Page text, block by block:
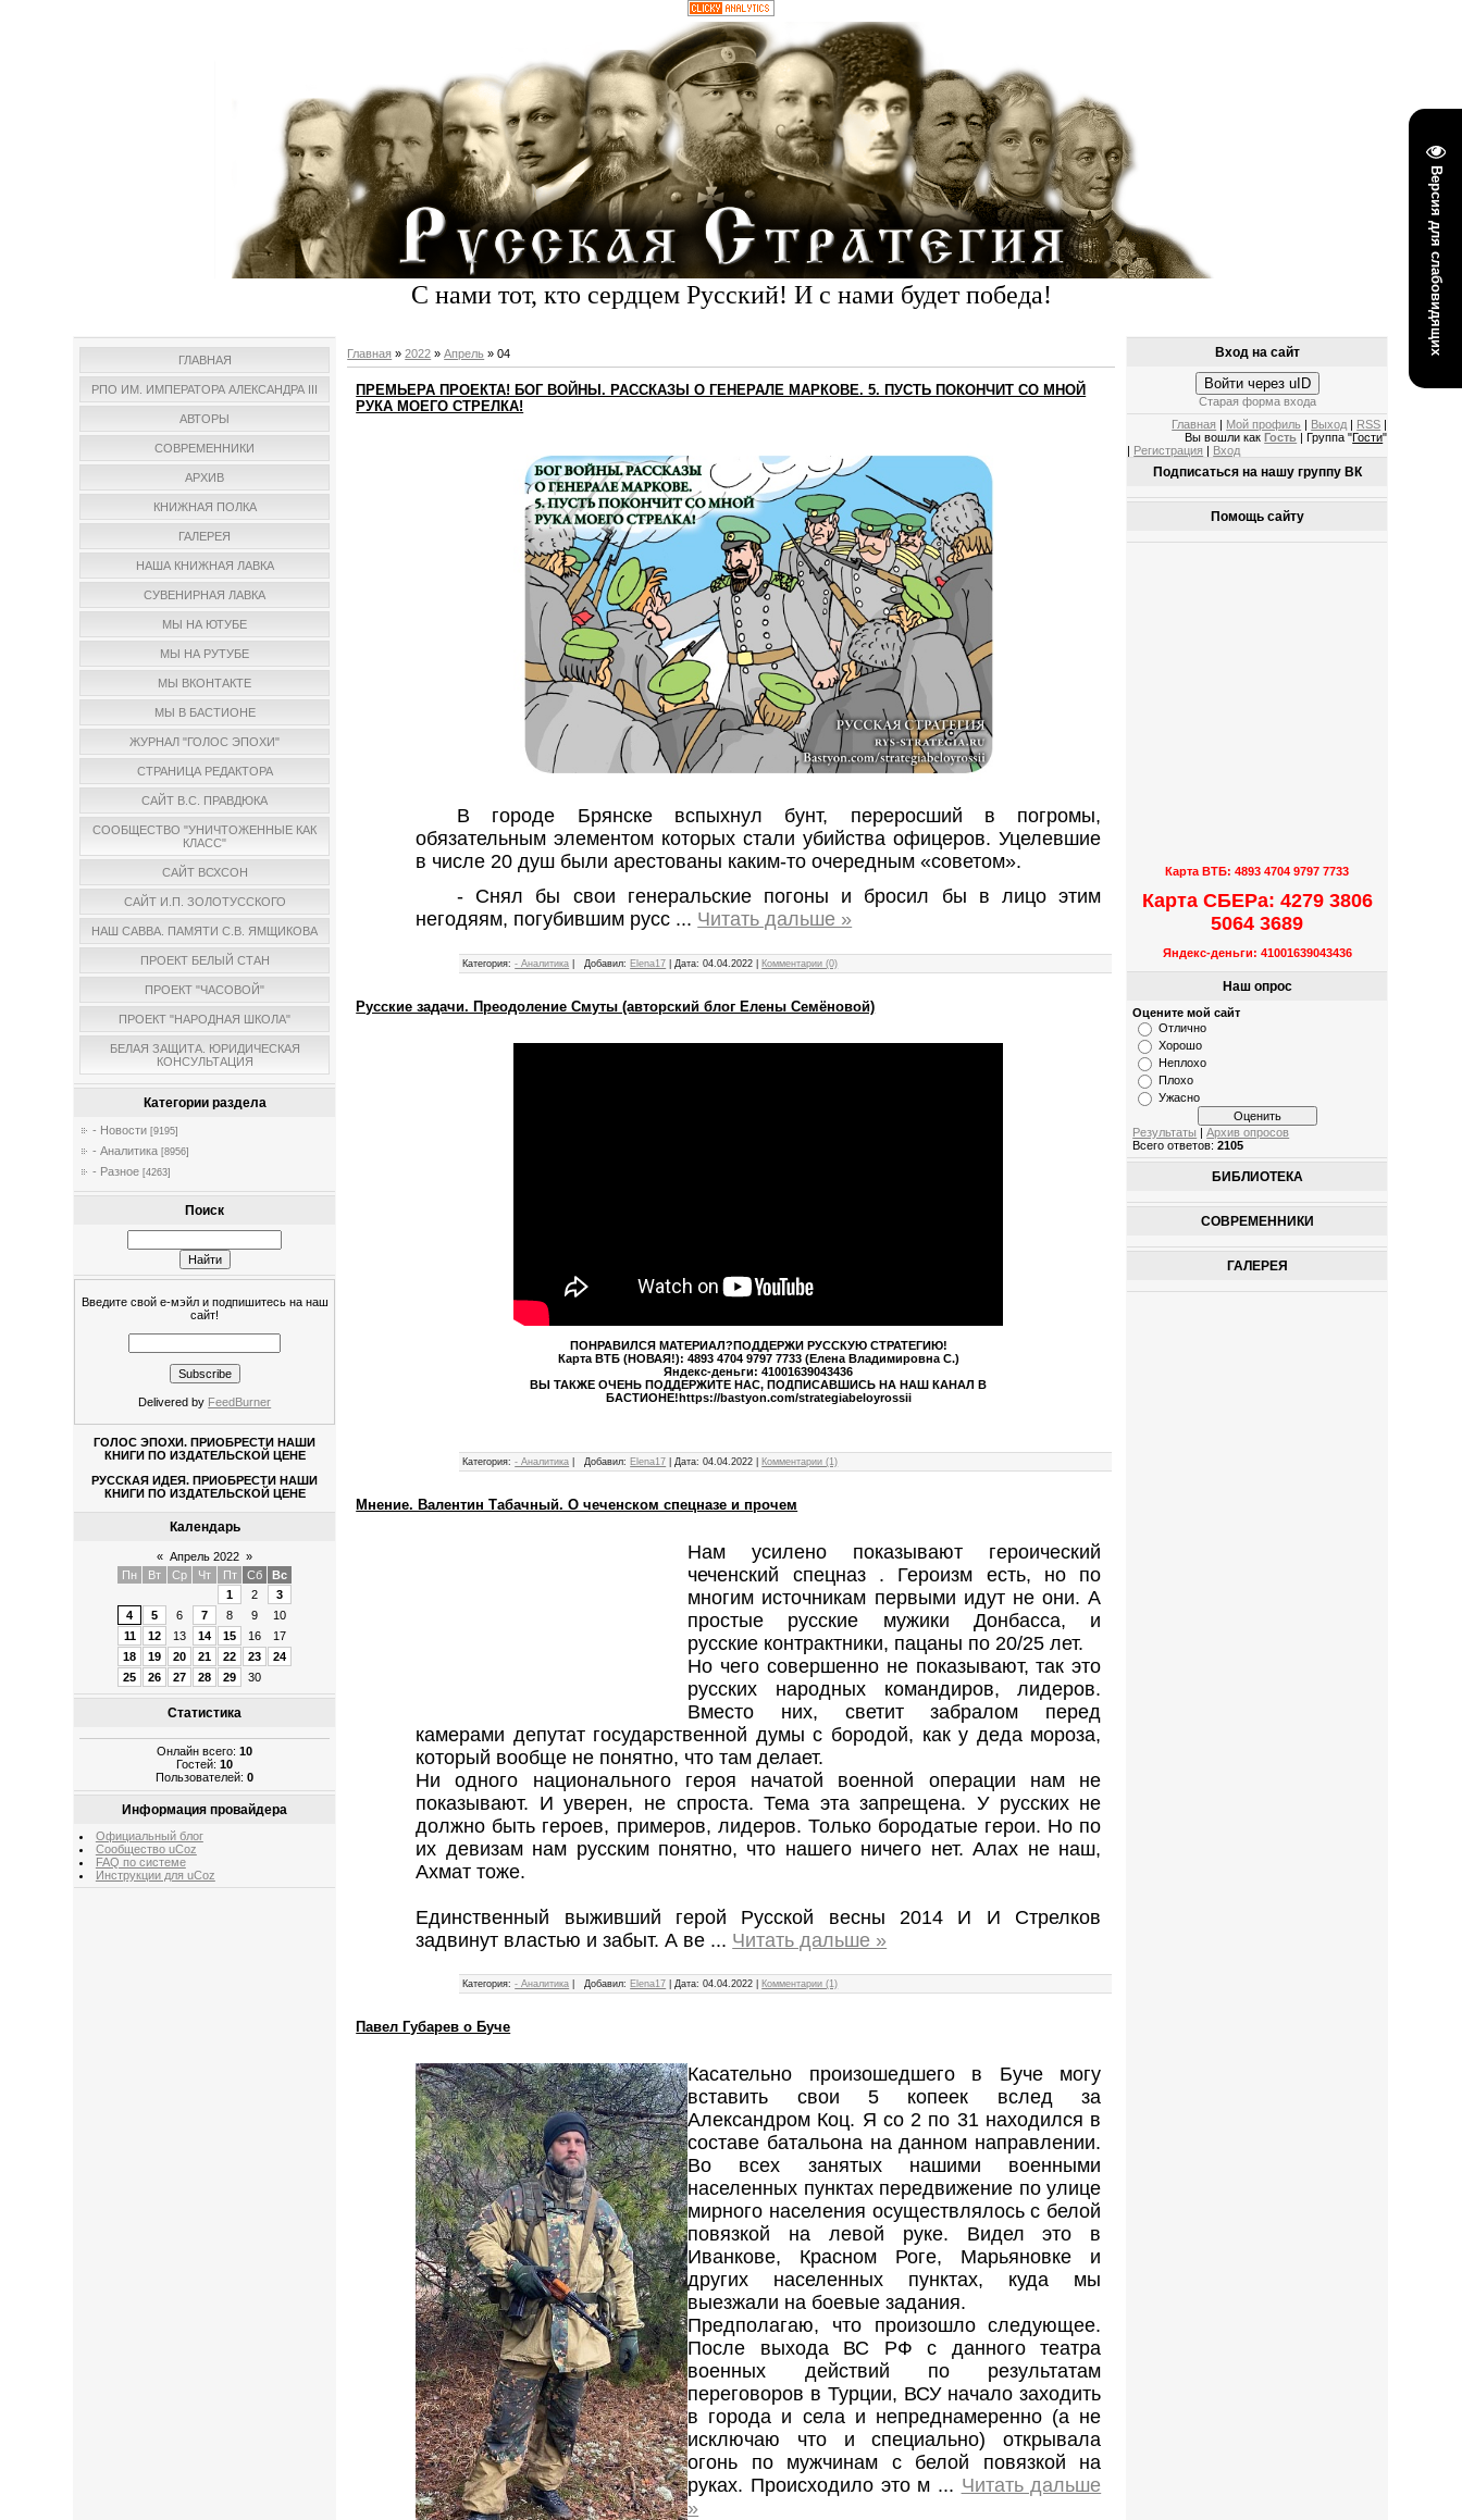
Версия для слабовидящих
С нами тот, кто сердцем Русский! И с нами будет победа!
ГЛАВНАЯ
РПО ИМ. ИМПЕРАТОРА АЛЕКСАНДРА III
АВТОРЫ
СОВРЕМЕННИКИ
АРХИВ
КНИЖНАЯ ПОЛКА
ГАЛЕРЕЯ
НАША КНИЖНАЯ ЛАВКА
СУВЕНИРНАЯ ЛАВКА
МЫ НА ЮТУБЕ
МЫ НА РУТУБЕ
МЫ ВКОНТАКТЕ
МЫ В БАСТИОНЕ
ЖУРНАЛ "ГОЛОС ЭПОХИ"
СТРАНИЦА РЕДАКТОРА
САЙТ В.С. ПРАВДЮКА
СООБЩЕСТВО "УНИЧТОЖЕННЫЕ КАК
КЛАСС"
САЙТ ВСХСОН
САЙТ И.П. ЗОЛОТУССКОГО
НАШ САВВА. ПАМЯТИ С.В. ЯМЩИКОВА
ПРОЕКТ БЕЛЫЙ СТАН
ПРОЕКТ "ЧАСОВОЙ"
ПРОЕКТ "НАРОДНАЯ ШКОЛА"
БЕЛАЯ ЗАЩИТА. ЮРИДИЧЕСКАЯ
КОНСУЛЬТАЦИЯ
Категории раздела
- Новости [9195]
- Аналитика [8956]
- Разное [4263]
Поиск
Введите свой е-мэйл и подпишитесь на наш
сайт!
Delivered by FeedBurner
ГОЛОС ЭПОХИ. ПРИОБРЕСТИ НАШИ
КНИГИ ПО ИЗДАТЕЛЬСКОЙ ЦЕНЕ
РУССКАЯ ИДЕЯ. ПРИОБРЕСТИ НАШИ
КНИГИ ПО ИЗДАТЕЛЬСКОЙ ЦЕНЕ
Календарь
« Апрель 2022 »
Пн
Вт Ср Чт Пт Сб
Вс
1
2
3
4
5 6 7 8 9
10
11
12 13 14 15 16
17
18
19 20 21 22 23
24
25
26 27 28 29 30
Статистика
Онлайн всего:10
Гостей:10
Пользователей:0
Информация провайдера
Официальный блог
Сообщество uCoz
FAQ по системе
Инструкции для uCoz
Главная »2022 » Апрель » 04
ПРЕМЬЕРА ПРОЕКТА! БОГ ВОЙНЫ. РАССКАЗЫ О ГЕНЕРАЛЕ МАРКОВЕ. 5. ПУСТЬ ПОКОНЧИТ СО МНОЙ
РУКА МОЕГО СТРЕЛКА!
В городе Брянске вспыхнул бунт, переросший в погромы,
обязательным элементом которых стали убийства офицеров. Уцелевшие
в числе 20 душ были арестованы каким-то очередным «советом».
- Снял бы свои генеральские погоны и бросил бы в лицо этим
негодяям, погубившим русс ... Читать дальше »
Категория: - Аналитика Добавил: Elena17 Дата: 04.04.2022 Комментарии (0)
Русские задачи. Преодоление Смуты (авторский блог Елены Семёновой)
ПОНРАВИЛСЯ МАТЕРИАЛ?ПОДДЕРЖИ РУССКУЮ СТРАТЕГИЮ!
Карта ВТБ (НОВАЯ!): 4893 4704 9797 7733 (Елена Владимировна С.)
Яндекс-деньги: 41001639043436
ВЫ ТАКЖЕ ОЧЕНЬ ПОДДЕРЖИТЕ НАС, ПОДПИСАВШИСЬ НА НАШ КАНАЛ В
БАСТИОНЕ!https://bastyon.com/strategiabeloyrossii
Категория: - Аналитика Добавил: Elena17 Дата: 04.04.2022 Комментарии (1)
Мнение. Валентин Табачный. О чеченском спецназе и прочем
Нам усилено показывают героический
чеченский спецназ . Героизм есть, но по
многим источникам первыми идут не они. А
простые русские мужики Донбасса, и
русские контрактники, пацаны по 20/25 лет.
Но чего совершенно не показывают, так это
русских народных командиров, лидеров.
Вместо них, светит забралом перед
камерами депутат государственной думы с бородой, как у деда мороза,
который вообще не понятно, что там делает.
Ни одного национального героя начатой военной операции нам не
показывают. И уверен, не спроста. Тема эта запрещена. У русских не
должно быть героев, примеров, лидеров. Только бородатые герои. Но по
их девизам нам русским понятно, что нашего ничего нет. Алах не наш,
Ахмат тоже.
Единственный выживший герой Русской весны 2014 И И Стрелков
задвинут властью и забыт. А ве ... Читать дальше »
Категория: - Аналитика Добавил: Elena17 |Дата: 04.04.2022 Комментарии (1)
Павел Губарев о Буче
Касательно произошедшего в Буче могу
вставить свои 5 копеек вслед за
Александром Коц. Я со 2 по 31 находился в
составе батальона на данном направлении.
Во всех занятых нашими военными
населенных пунктах передвижение по улице
мирного населения осуществлялось с белой
повязкой на левой руке. Видел это в
Иванкове, Красном Роге, Марьяновке и
других населенных пунктах, куда мы
выезжали на боевые задания.
Предполагаю, что произошло следующее.
После выхода ВС РФ с данного театра
военных действий по результатам
переговоров в Турции, ВСУ начало заходить
в города и села и непреднамеренно (а не
исключаю что и специально) открывала
огонь по мужчинам с белой повязкой на
руках. Происходило это м ... Читать дальше
»
Вход на сайт
Войти через uID
Старая форма входа
Главная
Мой профиль Выход RSS
Вы вошли как Гость | Группа "Гости"
Регистрация Вход
Подписаться на нашу группу ВК
Помощь сайту
Карта ВТБ: 4893 4704 9797 7733
Карта СБЕРа: 4279 3806
5064 3689
Яндекс-деньги: 41001639043436
Наш опрос
Оцените мой сайт
Отлично
Хорошо
Неплохо
Плохо
Ужасно
Результаты |Архив опросов
Всего ответов:2105
БИБЛИОТЕКА
СОВРЕМЕННИКИ
ГАЛЕРЕЯ